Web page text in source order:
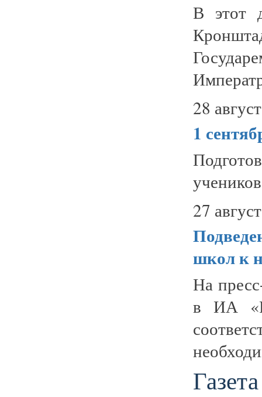
В этот
28
1
27
школ к
На
в ИА